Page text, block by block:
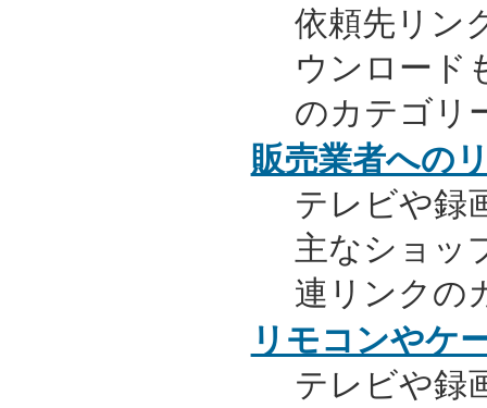
依頼先リン
ウンロード
のカテゴリ
販売業者への
テレビや録
主なショッ
連リンクの
リモコンやケ
テレビや録